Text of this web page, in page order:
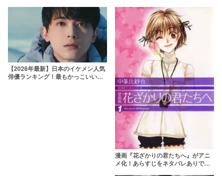
【2026年最新】日本のイケメン人気
俳優ランキング！最もかっこいい芸
漫画『花ざかりの君たちへ』がアニ
メ化！あらすじをネタバレありで紹